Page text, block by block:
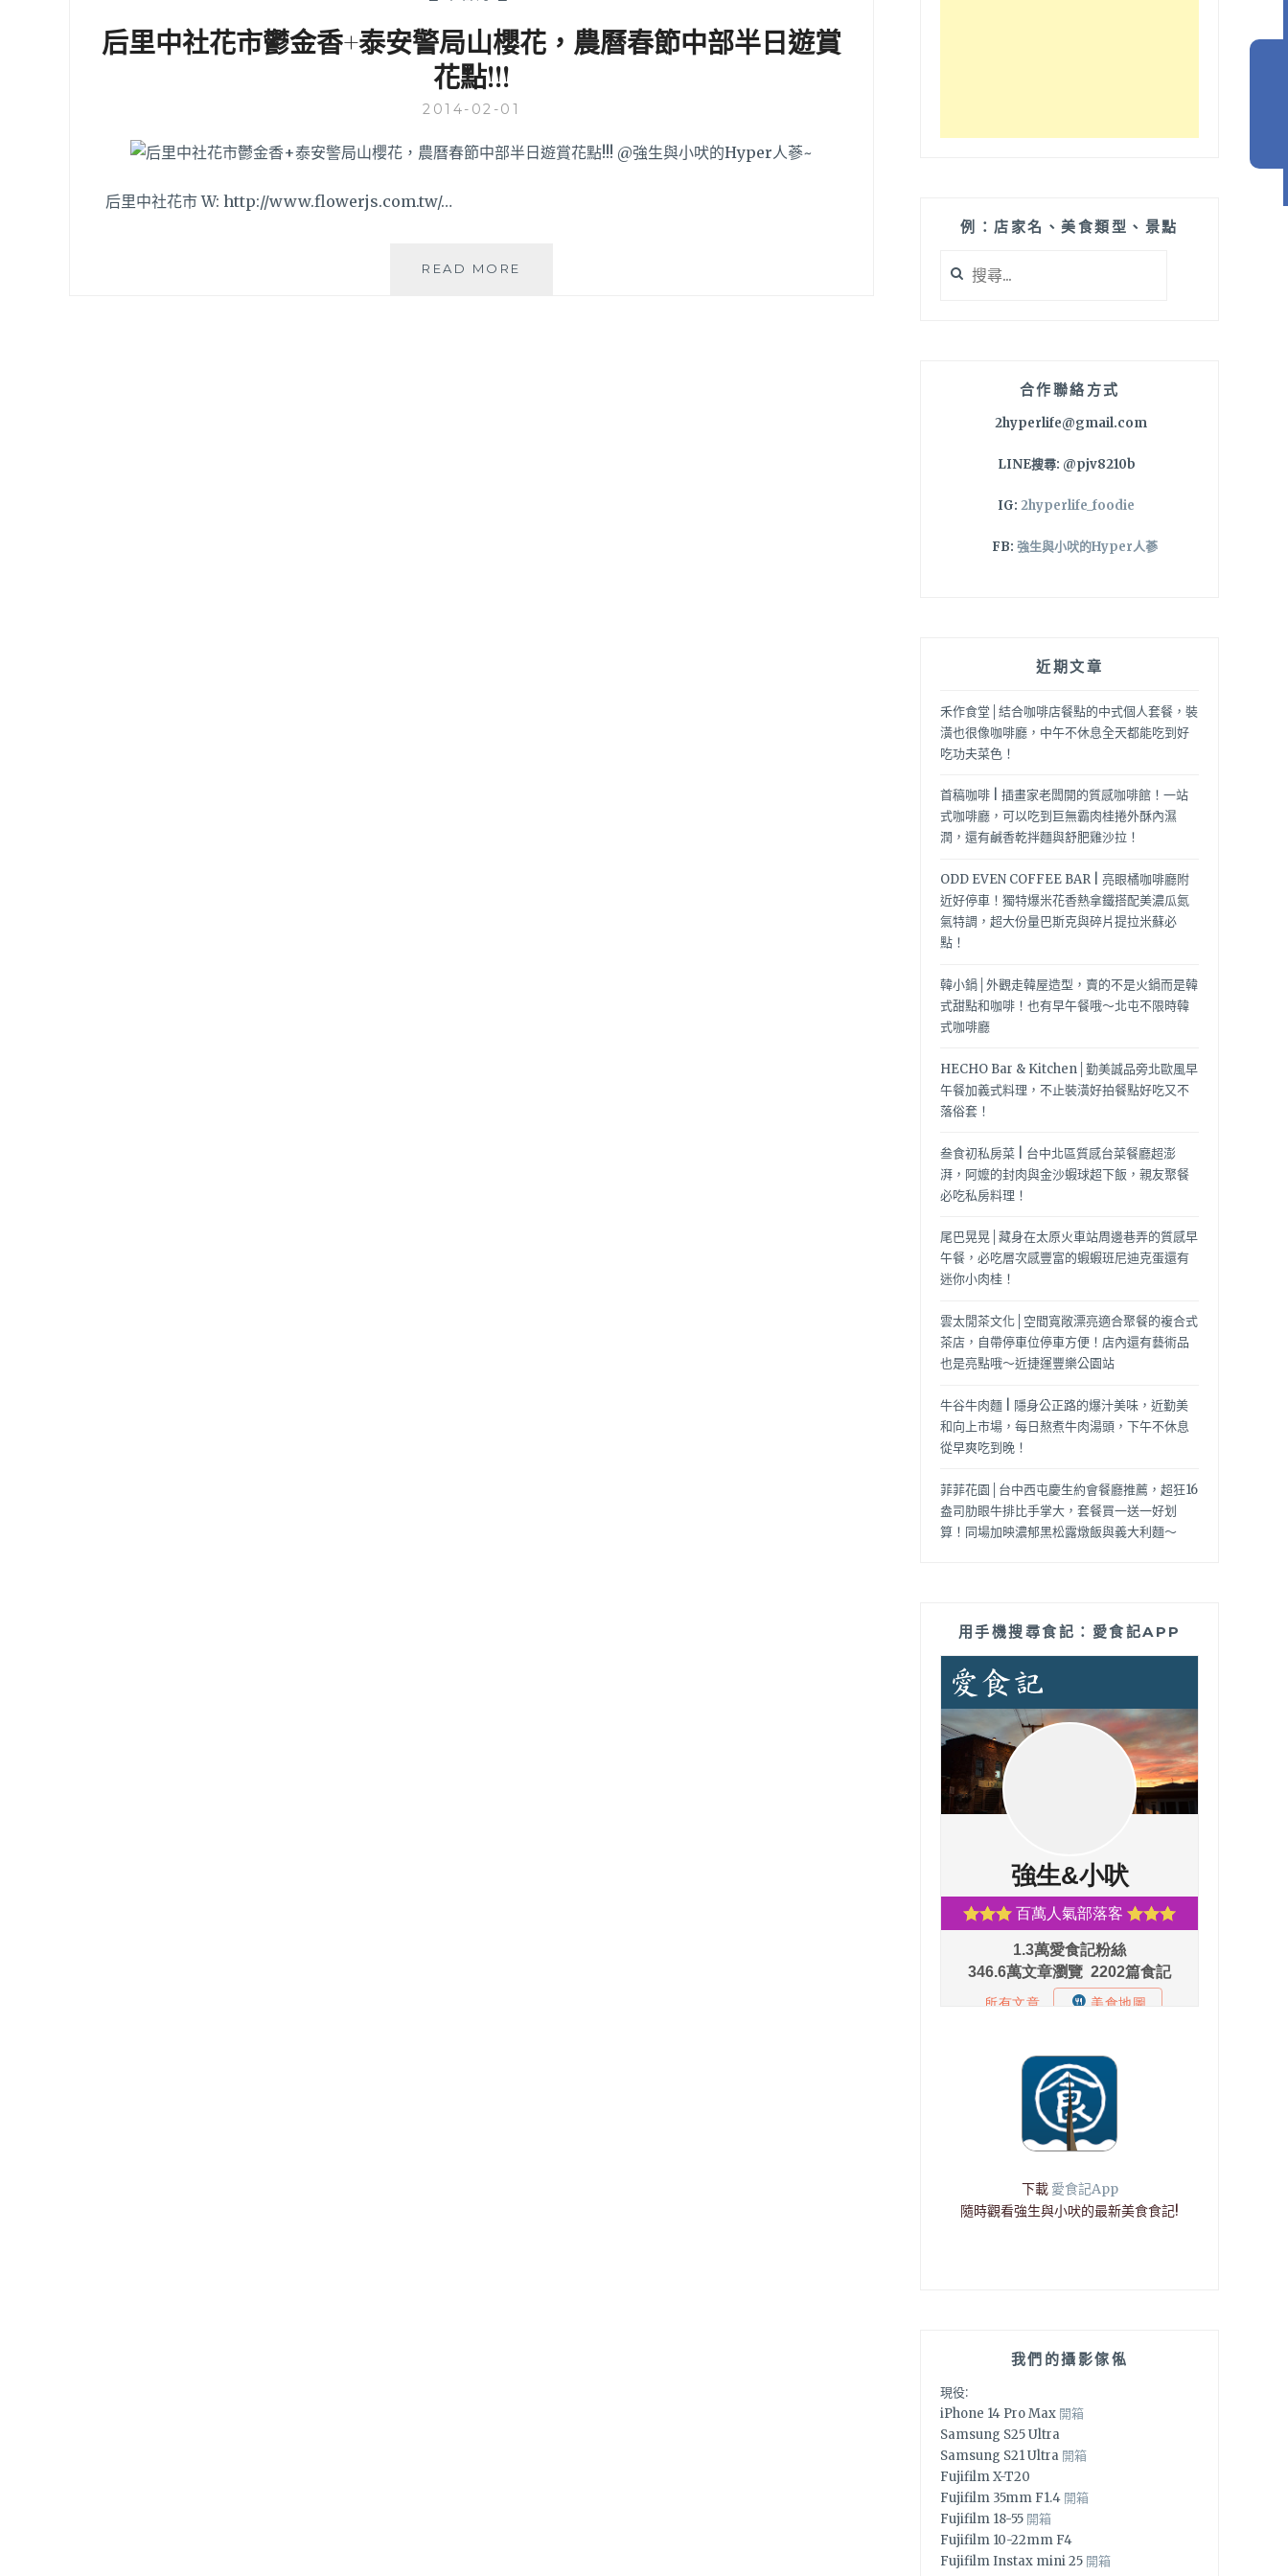
后里中社花市鬱金香+泰安警局山櫻花，農曆春節中部半日遊賞
花點!!!
2014-02-01
后里中社花市 W: http://www.flowerjs.com.tw/…
READ MORE
例：店家名、美食類型、景點
尋
合作聯絡方式
2hyperlife@gmail.com
LINE搜尋: @pjv8210b
IG: 2hyperlife_foodie
FB: 強生與小吠的Hyper人蔘
近期文章
禾作食堂│結合咖啡店餐點的中式個人套餐，裝
潢也很像咖啡廳，中午不休息全天都能吃到好
吃功夫菜色！
首稿咖啡 | 插畫家老闆開的質感咖啡館！一站
式咖啡廳，可以吃到巨無霸肉桂捲外酥內濕
潤，還有鹹香乾拌麵與舒肥雞沙拉！
ODD EVEN COFFEE BAR | 亮眼橘咖啡廳附
近好停車！獨特爆米花香熱拿鐵搭配美濃瓜氮
氣特調，超大份量巴斯克與碎片提拉米蘇必
點！
韓小鍋│外觀走韓屋造型，賣的不是火鍋而是韓
式甜點和咖啡！也有早午餐哦～北屯不限時韓
式咖啡廳
HECHO Bar & Kitchen│勤美誠品旁北歐風早
午餐加義式料理，不止裝潢好拍餐點好吃又不
落俗套！
叁食初私房菜 | 台中北區質感台菜餐廳超澎
湃，阿嬤的封肉與金沙蝦球超下飯，親友聚餐
必吃私房料理！
尾巴晃晃│藏身在太原火車站周邊巷弄的質感早
午餐，必吃層次感豐富的蝦蝦班尼迪克蛋還有
迷你小肉桂！
雲太閒茶文化│空間寬敞漂亮適合聚餐的複合式
茶店，自帶停車位停車方便！店內還有藝術品
也是亮點哦～近捷運豐樂公園站
牛谷牛肉麵 | 隱身公正路的爆汁美味，近勤美
和向上市場，每日熬煮牛肉湯頭，下午不休息
從早爽吃到晚！
菲菲花園│台中西屯慶生約會餐廳推薦，超狂16
盎司肋眼牛排比手掌大，套餐買一送一好划
算！同場加映濃郁黑松露燉飯與義大利麵～
用手機搜尋食記：愛食記APP
下載 愛食記App
隨時觀看強生與小吠的最新美食食記!
我們的攝影傢俬
現役:
iPhone 14 Pro Max 開箱
Samsung S25 Ultra
Samsung S21 Ultra 開箱
Fujifilm X-T20
Fujifilm 35mm F1.4 開箱
Fujifilm 18-55 開箱
Fujifilm 10-22mm F4
Fujifilm Instax mini 25 開箱